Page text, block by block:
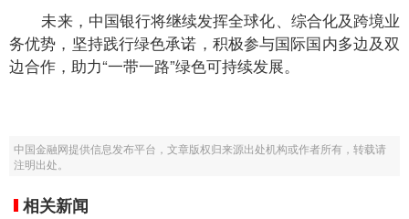
未来，中国银行将继续发挥全球化、综合化及跨境业
务优势，坚持践行绿色承诺，积极参与国际国内多边及双
边合作，助力“一带一路”绿色可持续发展。
中国金融网提供信息发布平台，文章版权归来源出处机构或作者所有，转载请
注明出处。
相关新闻